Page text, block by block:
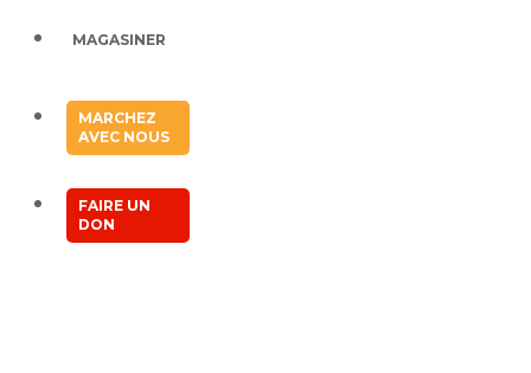
MAGASINER
MARCHEZ
AVEC NOUS
FAIRE UN
DON